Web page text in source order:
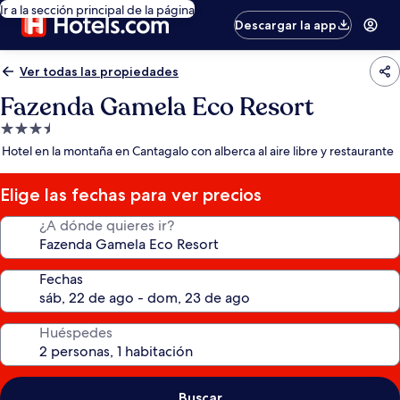
Ir a la sección principal de la página
Descargar la app
Ver todas las propiedades
Fazenda Gamela Eco Resort
Propiedad
de
estrellas
Hotel en la montaña en Cantagalo con alberca al aire libre y restaurante
Elige las fechas para ver precios
¿A dónde quieres ir?
Fechas
Huéspedes